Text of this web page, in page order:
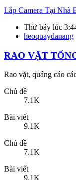
9.1K
Chủ đề
7.1K
Bài viết
9.1K
Đăng ký gói cước
Hôm nay lúc
Cảnh báo lừa đảo
Những topic có nội
Chủ đề